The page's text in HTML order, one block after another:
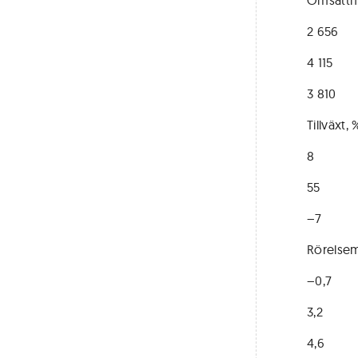
2 656
4 115
3 810
Tillväxt,
8
55
–7
–0,7
3,2
4,6